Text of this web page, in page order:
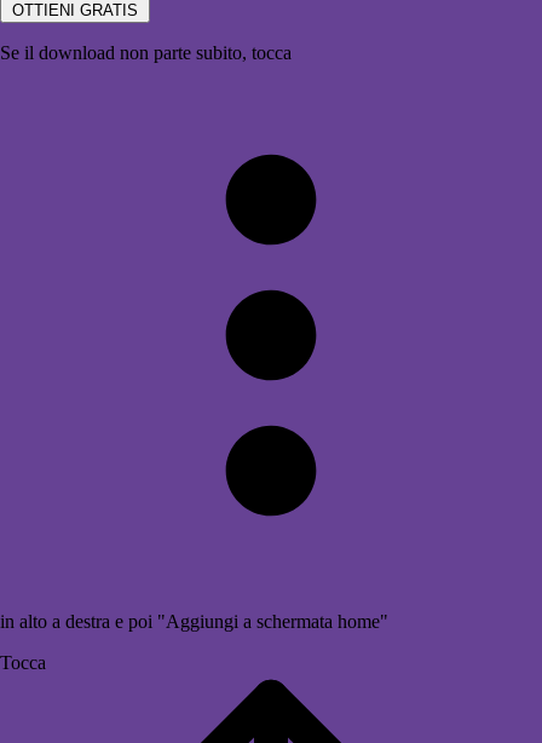
OTTIENI GRATIS
Se il download non parte subito, tocca
in alto a destra e poi "Aggiungi a schermata home"
Tocca